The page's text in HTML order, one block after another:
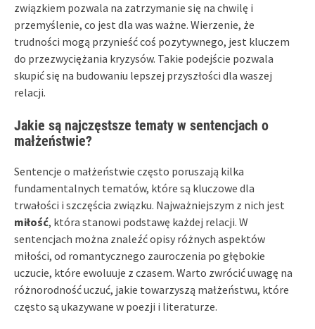
związkiem pozwala na zatrzymanie się na chwilę i
przemyślenie, co jest dla was ważne. Wierzenie, że
trudności mogą przynieść coś pozytywnego, jest kluczem
do przezwyciężania kryzysów. Takie podejście pozwala
skupić się na budowaniu lepszej przyszłości dla waszej
relacji.
Jakie są najczęstsze tematy w sentencjach o
małżeństwie?
Sentencje o małżeństwie często poruszają kilka
fundamentalnych tematów, które są kluczowe dla
trwałości i szczęścia związku. Najważniejszym z nich jest
miłość, która stanowi podstawę każdej relacji. W
sentencjach można znaleźć opisy różnych aspektów
miłości, od romantycznego zauroczenia po głębokie
uczucie, które ewoluuje z czasem. Warto zwrócić uwagę na
różnorodność uczuć, jakie towarzyszą małżeństwu, które
często są ukazywane w poezji i literaturze.